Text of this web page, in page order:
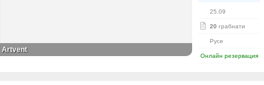
25.09
20 грабнати
Русе
Онлайн резервация
Artvent